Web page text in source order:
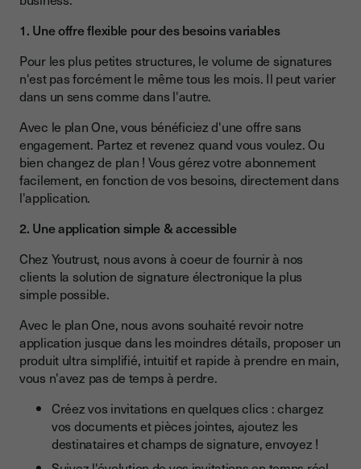
1. Une offre flexible pour des besoins variables
Pour les plus petites structures, le volume de signatures
n'est pas forcément le même tous les mois. Il peut varier
dans un sens comme dans l'autre.
Avec le plan One, vous bénéficiez d'une offre sans
engagement. Partez et revenez quand vous voulez. Ou
bien changez de plan ! Vous gérez votre abonnement
facilement, en fonction de vos besoins, directement dans
l'application.
2. Une application simple & accessible
Chez Youtrust, nous avons à coeur de fournir à nos
clients la solution de signature électronique la plus
simple possible.
Avec le plan One, nous avons souhaité revoir notre
application jusque dans les moindres détails, proposer un
produit ultra simplifié, intuitif et rapide à prendre en main,
vous n'avez pas de temps à perdre.
Créez vos invitations en quelques clics : chargez
vos documents et pièces jointes, ajoutez les
destinataires et champs de signature, envoyez !